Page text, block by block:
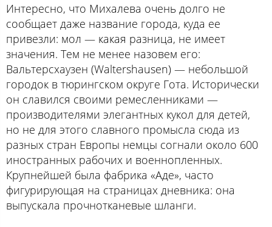
Интересно, что Михалева очень долго не
сообщает даже название города, куда ее
привезли: мол — какая разница, не имеет
значения. Тем не менее назовем его:
Вальтерсхаузен (Waltershausen) — небольшой
городок в тюрингском округе Гота. Исторически
он славился своими ремесленниками —
производителями элегантных кукол для детей,
но не для этого славного промысла сюда из
разных стран Европы немцы согнали около 600
иностранных рабочих и военнопленных.
Крупнейшей была фабрика «Аде», часто
фигурирующая на страницах дневника: она
выпускала прочнотканевые шланги.